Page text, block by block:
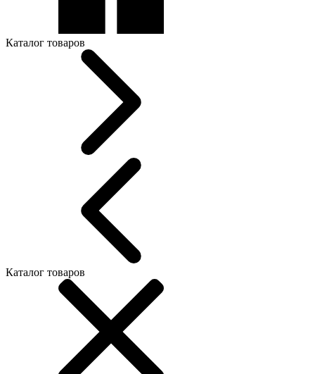
Каталог товаров
Каталог товаров